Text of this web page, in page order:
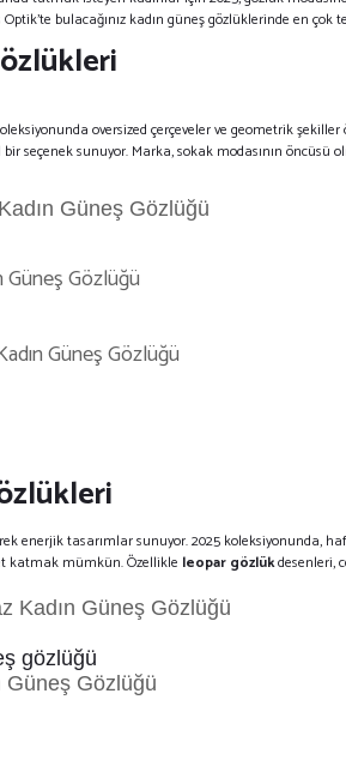
bulacağınız kadın güneş gözlüklerinde en
oversized çerçeveler ve geometrik
sunuyor. Marka, sokak modasının öncüsü
Güneş Gözlüğü
Güneş Gözlüğü
Güneş Gözlüğü
enerjik tasarımlar sunuyor. 2025
katmak mümkün. Özellikle leopar gözlükdesenleri,
Kadın Güneş Gözlüğü
Güneş Gözlüğü